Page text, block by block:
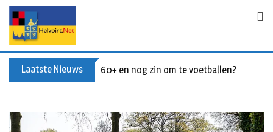
Laatste Nieuws 60+ en nog zin om te voetballen? Kom